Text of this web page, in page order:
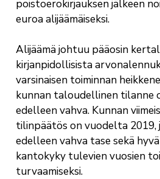
poistoerokirjauksen jälkeen
euroa alijäämäiseksi.
Alijäämä johtuu pääosin
kirjanpidollisista
varsinaisen toiminnan
kunnan taloudellinen tilanne
edelleen vahva. Kunnan
tilinpäätös on vuodelta 2019,
edelleen vahva tase sekä
kantokyky tulevien vuosien
turvaamiseksi.